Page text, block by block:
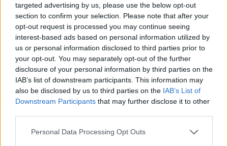
targeted advertising by us, please use the below opt-out
section to confirm your selection. Please note that after your
opt-out request is processed you may continue seeing
interest-based ads based on personal information utilized by
us or personal information disclosed to third parties prior to
your opt-out. You may separately opt-out of the further
disclosure of your personal information by third parties on the
IAB’s list of downstream participants. This information may
also be disclosed by us to third parties on the IAB’s List of
Downstream Participants that may further disclose it to other
Please note that this website/app uses one or more Google
Personal Data Processing Opt Outs